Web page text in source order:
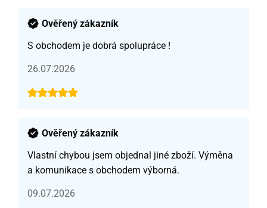
Ověřený zákazník
S obchodem je dobrá spolupráce !
26.07.2026
Ověřený zákazník
Vlastní chybou jsem objednal jiné zboží. Výměna
a komunikace s obchodem výborná.
09.07.2026